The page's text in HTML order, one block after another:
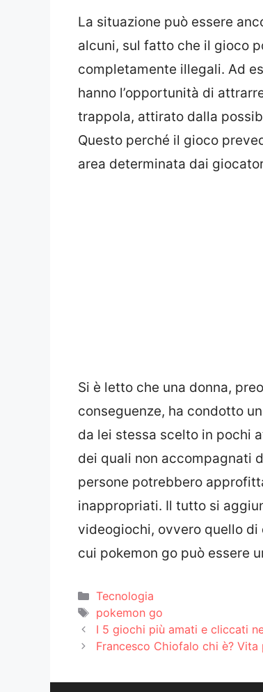
La situazione può essere
alcuni, sul fatto che il gioco
completamente illegali. Ad
hanno l’opportunità di
trappola, attirato dalla
Questo perché il gioco
area determinata dai
Si è letto che una donna,
conseguenze, ha condotto
da lei stessa scelto in pochi
dei quali non accompagnati
persone potrebbero
inappropriati. Il tutto si
videogiochi, ovvero quello
cui pokemon go può essere
Categorie
Tecnologia
Tag
pokemon go
I 5 giochi più amati e cliccati
Francesco Chiofalo chi è?